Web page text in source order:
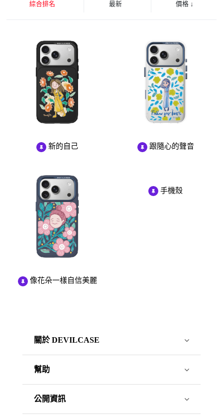
綜合排名 最新 價格 ↓
新的自己 跟隨心的聲音
像花朵一樣自信美麗
手機殼
關於 DEVILCASE
幫助
公開資訊